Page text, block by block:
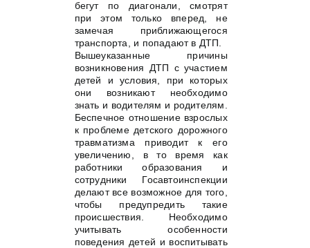
бегут по диагонали, смотрят
при этом только вперед, не
замечая приближающегося
транспорта, и попадают в ДТП.
Вышеуказанные причины
возникновения ДТП с участием
детей и условия, при которых
они возникают необходимо
знать и водителям и родителям.
Беспечное отношение взрослых
к проблеме детского дорожного
травматизма приводит к его
увеличению, в то время как
работники образования и
сотрудники Госавтоинспекции
делают все возможное для того,
чтобы предупредить такие
происшествия. Необходимо
учитывать особенности
поведения детей и воспитывать